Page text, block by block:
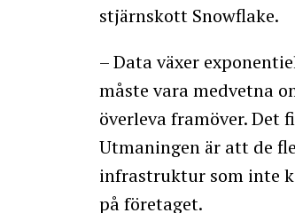
stjärnskott Snowflake.
– Data växer
måste vara medvetna
överleva framöver. Det
Utmaningen är att de
infrastruktur som inte
på företaget.